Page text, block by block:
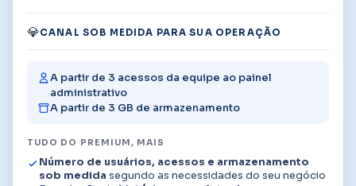
💎CANAL SOB MEDIDA PARA SUA OPERAÇÃO
A partir de 3 acessos da equipe ao painel
administrativo
A partir de 3 GB de armazenamento
TUDO DO PREMIUM, MAIS
Número de usuários, acessos e armazenamento
sob medida segundo as necessidades do seu negócio